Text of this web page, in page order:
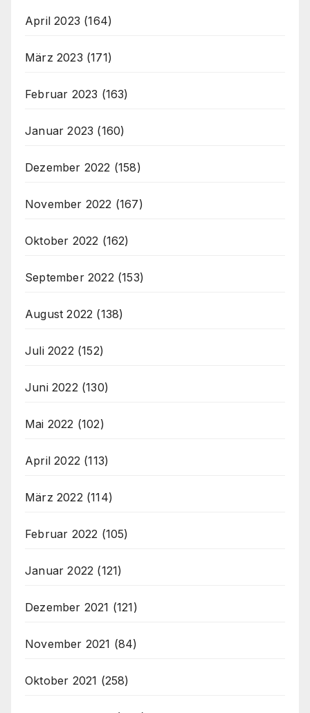
April 2023 (164)
März 2023 (171)
Februar 2023 (163)
Januar 2023 (160)
Dezember 2022 (158)
November 2022 (167)
Oktober 2022 (162)
September 2022 (153)
August 2022 (138)
Juli 2022 (152)
Juni 2022 (130)
Mai 2022 (102)
April 2022 (113)
März 2022 (114)
Februar 2022 (105)
Januar 2022 (121)
Dezember 2021 (121)
November 2021 (84)
Oktober 2021 (258)